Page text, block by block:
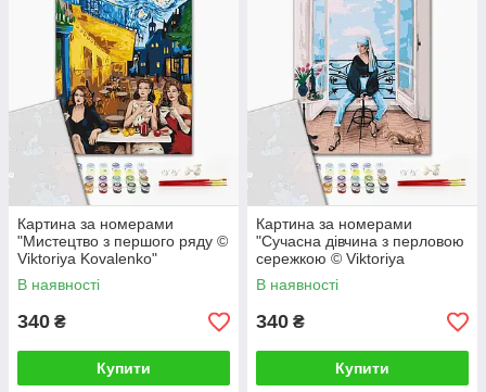
Картина за номерами
"Мистецтво з першого ряду ©
Viktoriya Kovalenko"
PBS52763 40×50 см
В наявності
340 ₴
Купити
Картина за номерами
"Сучасна дівчина з перловою
сережкою © Viktoriya
Kovalenko" PBS52762 40×50
см
В наявності
340 ₴
Купити